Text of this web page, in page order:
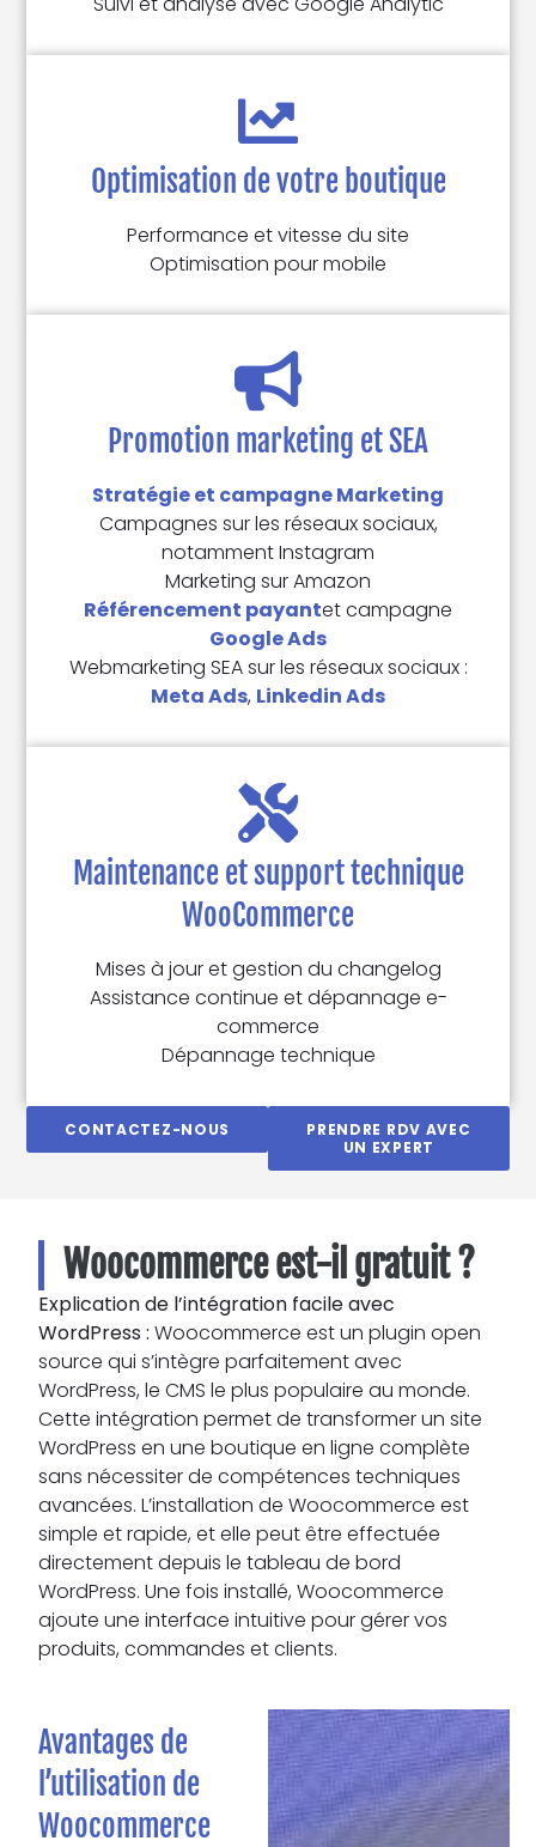
Optimisation de votre boutique
Performance et vitesse du site
Optimisation pour mobile
Promotion marketing et SEA
Stratégie et campagne Marketing
Campagnes sur les réseaux sociaux,
notamment Instagram
Marketing sur Amazon
Référencement payantet campagne
Google Ads
Webmarketing SEA sur les réseaux sociaux :
Meta Ads, Linkedin Ads
Maintenance et support technique
WooCommerce
Mises à jour et gestion du changelog
Assistance continue et dépannage e-
commerce
Dépannage technique
CONTACTEZ-NOUS
PRENDRE RDV AVEC
UN EXPERT
Woocommerce est-il gratuit ?
Explication de l’intégration facile avec
WordPress : Woocommerce est un plugin open
source qui s’intègre parfaitement avec
WordPress, le CMS le plus populaire au monde.
Cette intégration permet de transformer un site
WordPress en une boutique en ligne complète
sans nécessiter de compétences techniques
avancées. L’installation de Woocommerce est
simple et rapide, et elle peut être effectuée
directement depuis le tableau de bord
WordPress. Une fois installé, Woocommerce
ajoute une interface intuitive pour gérer vos
produits, commandes et clients.
Avantages de
l’utilisation de
Woocommerce